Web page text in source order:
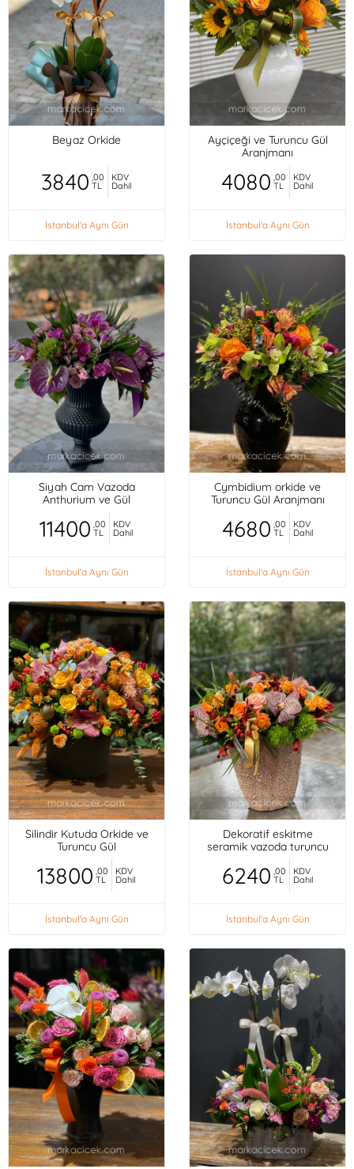
Beyaz Orkide
3840 ,00
TL
KDV
Dahil
İstanbul'a Aynı Gün
Ayçiçeği ve Turuncu Gül
Aranjmanı
4080 ,00
TL
KDV
Dahil
İstanbul'a Aynı Gün
Siyah Cam Vazoda
Anthurium ve Gül
11400 ,00
TL
KDV
Dahil
İstanbul'a Aynı Gün
Cymbidium orkide ve
Turuncu Gül Aranjmanı
4680 ,00
TL
KDV
Dahil
İstanbul'a Aynı Gün
Silindir Kutuda Orkide ve
Turuncu Gül
13800 ,00
TL
KDV
Dahil
İstanbul'a Aynı Gün
Dekoratif eskitme
seramik vazoda turuncu
mini güller, orkideler,
6240 ,00
TL
KDV
Dahil
İstanbul'a Aynı Gün